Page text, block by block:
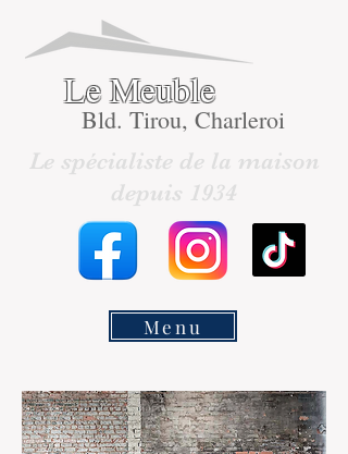
Le Meuble
Bld. Tirou, Charleroi
Le spécialiste de la maison
depuis 1934
Menu